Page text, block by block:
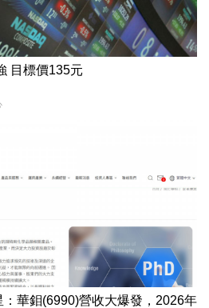
目標價135元
華鉬(6990)營收大爆發，2026年